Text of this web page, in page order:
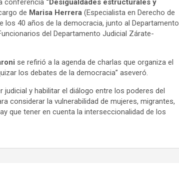
de Marisa Herrera (Especialista en Derecho de
los 40 años de la democracia, junto al Departamento
del Departamento Judicial Zárate-
se refirió a la agenda de charlas que organiza el
los debates de la democracia” aseveró.
y habilitar el diálogo entre los poderes del
considerar la vulnerabilidad de mujeres, migrantes,
que tener en cuenta la interseccionalidad de los